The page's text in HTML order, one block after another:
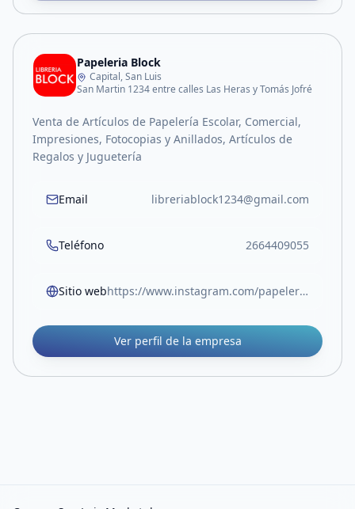
Papeleria Block
Capital, San Luis
San Martin 1234 entre calles Las Heras y Tomás Jofré
Venta de Artículos de Papelería Escolar, Comercial,
Impresiones, Fotocopias y Anillados, Artículos de
Regalos y Juguetería
Email libreriablock1234@gmail.com
Teléfono 2664409055
Sitio web https://www.instagram.com/papeleriablock.sl?igsh=MW05Z3RocjUwOTlvOA%3D%3D
Ver perfil de la empresa